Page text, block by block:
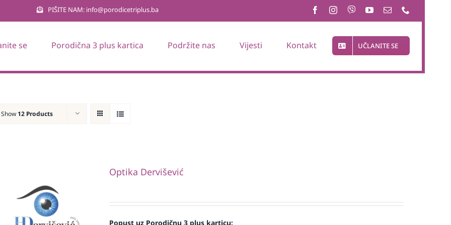
PIŠITE NAM: info@porodicetriplus.ba
se Porodična 3 plus kartica Podržite nas Vijesti Kontakt UČLANITE SE
Show 12 Products
Optika Dervišević
Popust uz Porodičnu 3 plus karticu: